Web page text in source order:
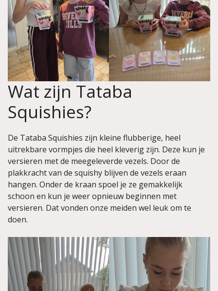
Wat zijn Tataba
Squishies?
De Tataba Squishies zijn kleine flubberige, heel
uitrekbare vormpjes die heel kleverig zijn. Deze kun je
versieren met de meegeleverde vezels. Door de
plakkracht van de squishy blijven de vezels eraan
hangen. Onder de kraan spoel je ze gemakkelijk
schoon en kun je weer opnieuw beginnen met
versieren. Dat vonden onze meiden wel leuk om te
doen.